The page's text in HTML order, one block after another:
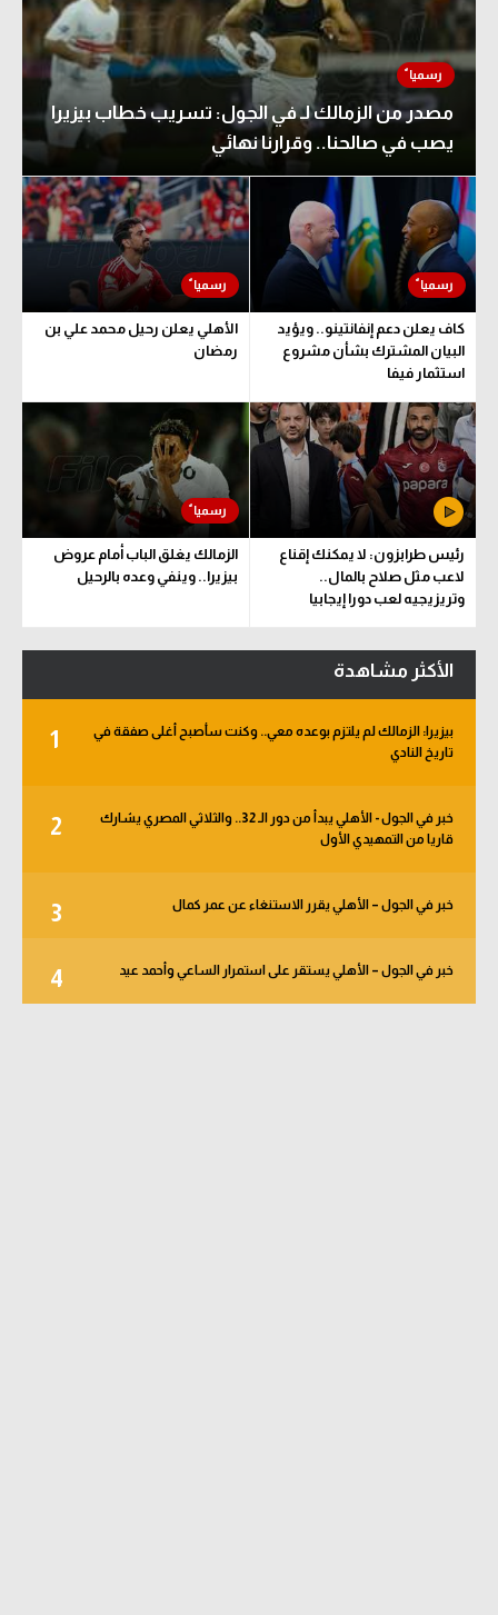
مصدر من الزمالك لـ في الجول: تسريب خطاب بيزيرا
يصب في صالحنا.. وقرارنا نهائي
كاف يعلن دعم إنفانتينو.. ويؤيد
البيان المشترك بشأن مشروع
استثمار فيفا
الأهلي يعلن رحيل محمد علي بن
رمضان
رئيس طرابزون: لا يمكنك إقناع
لاعب مثل صلاح بالمال..
وتريزيجيه لعب دورا إيجابيا
الزمالك يغلق الباب أمام عروض
بيزيرا.. وينفي وعده بالرحيل
الأكثر مشاهدة
1
بيزيرا: الزمالك لم يلتزم بوعده معي.. وكنت سأصبح أغلى صفقة في
تاريخ النادي
2
خبر في الجول - الأهلي يبدأ من دور الـ 32.. والثلاثي المصري يشارك
قاريا من التمهيدي الأول
3 خبر في الجول – الأهلي يقرر الاستنغاء عن عمر كمال
4 خبر في الجول – الأهلي يستقر على استمرار الساعي وأحمد عيد